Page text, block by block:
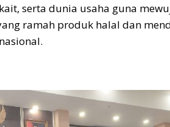
serta dunia usaha guna
ramah produk halal dan